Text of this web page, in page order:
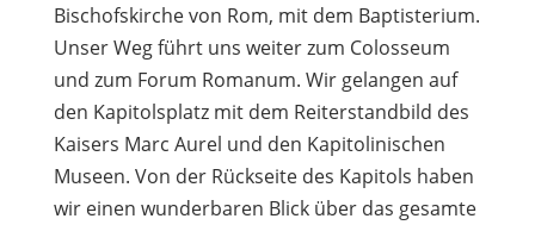
Bischofskirche von Rom, mit dem Baptisterium.
Unser Weg führt uns weiter zum Colosseum
und zum Forum Romanum. Wir gelangen auf
den Kapitolsplatz mit dem Reiterstandbild des
Kaisers Marc Aurel und den Kapitolinischen
Museen. Von der Rückseite des Kapitols haben
wir einen wunderbaren Blick über das gesamte